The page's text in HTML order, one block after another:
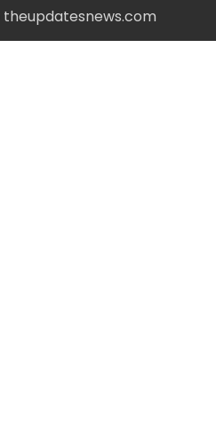
theupdatesnews.com